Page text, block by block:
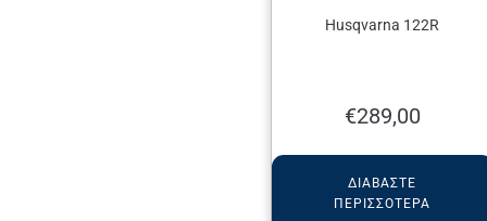
Husqvarna 122R
€289,00
ΔΙΑΒΆΣΤΕ
ΠΕΡΙΣΣΌΤΕΡΑ